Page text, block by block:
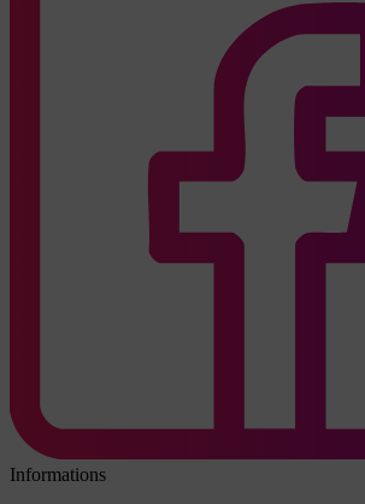
Informations